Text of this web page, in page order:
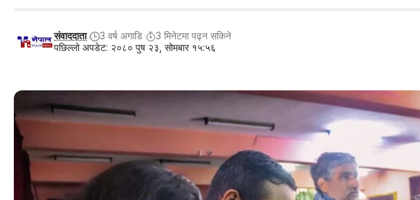
पछिल्लो अपडेट: २०८० पुष २३, सोमबार १५:५६
संवाददाता 3 वर्ष अगाडि 3 मिनेटमा पढ्न सकिने